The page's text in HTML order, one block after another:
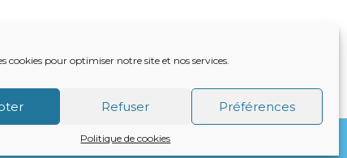
cookies pour optimiser notre site et nos services.
Refuser Préférences
Politique de cookies
ACTUALITÉ VIE DU CABINET CONTACT